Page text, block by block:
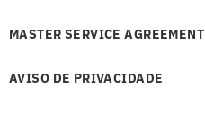
MASTER SERVICE AGREEMENT
AVISO DE PRIVACIDADE